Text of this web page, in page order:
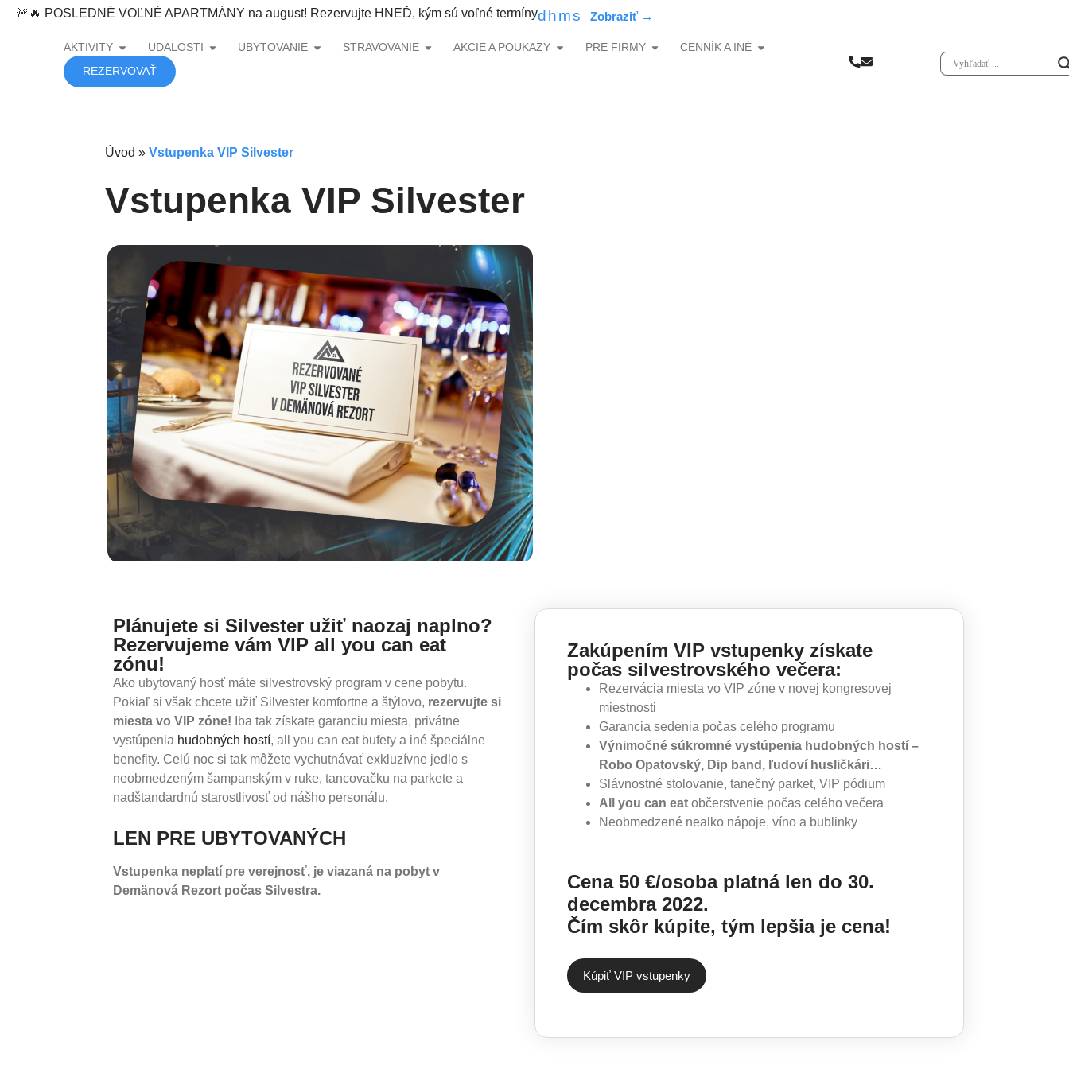
content
🚨🔥 POSLEDNÉ VOĽNÉ APARTMÁNY na august! Rezervujte HNEĎ, kým sú voľné termíny.d hms
AKTIVITY UDALOSTI UBYTOVANIE STRAVOVANIE AKCIE A POUKAZY PRE FIRMY
CENNÍK A INÉ
REZERVOVAŤ
Úvod » Vstupenka VIP Silvester
Vstupenka VIP Silvester
Plánujete si Silvester užiť naozaj naplno?
Rezervujeme vám VIP all you can eat
zónu!
Ako ubytovaný hosť máte silvestrovský program v cene pobytu.
Pokiaľ si však chcete užiť Silvester komfortne a štýlovo, rezervujte si
miesta vo VIP zóne! Iba tak získate garanciu miesta, privátne
vystúpenia hudobných hostí, all you can eat bufety a iné špeciálne
benefity. Celú noc si tak môžete vychutnávať exkluzívne jedlo s
neobmedzeným šampanským v ruke, tancovačku na parkete a
nadštandardnú starostlivosť od nášho personálu.
LEN PRE UBYTOVANÝCH
Vstupenka neplatí pre verejnosť, je viazaná na pobyt v
Demänová Rezort počas Silvestra.
Zakúpením VIP vstupenky získate
počas silvestrovského večera:
Rezervácia miesta vo VIP zóne v novej kongresovej
miestnosti
Garancia sedenia počas celého programu
Výnimočné súkromné vystúpenia hudobných hostí –
Robo Opatovský, Dip band, ľudoví husličkári…
Slávnostné stolovanie, tanečný parket, VIP pódium
All you can eat občerstvenie počas celého večera
Neobmedzené nealko nápoje, víno a bublinky
Cena 50 €/osoba platná len do 30.
decembra 2022.
Čím skôr kúpite, tým lepšia je cena!
Kúpiť VIP vstupenky